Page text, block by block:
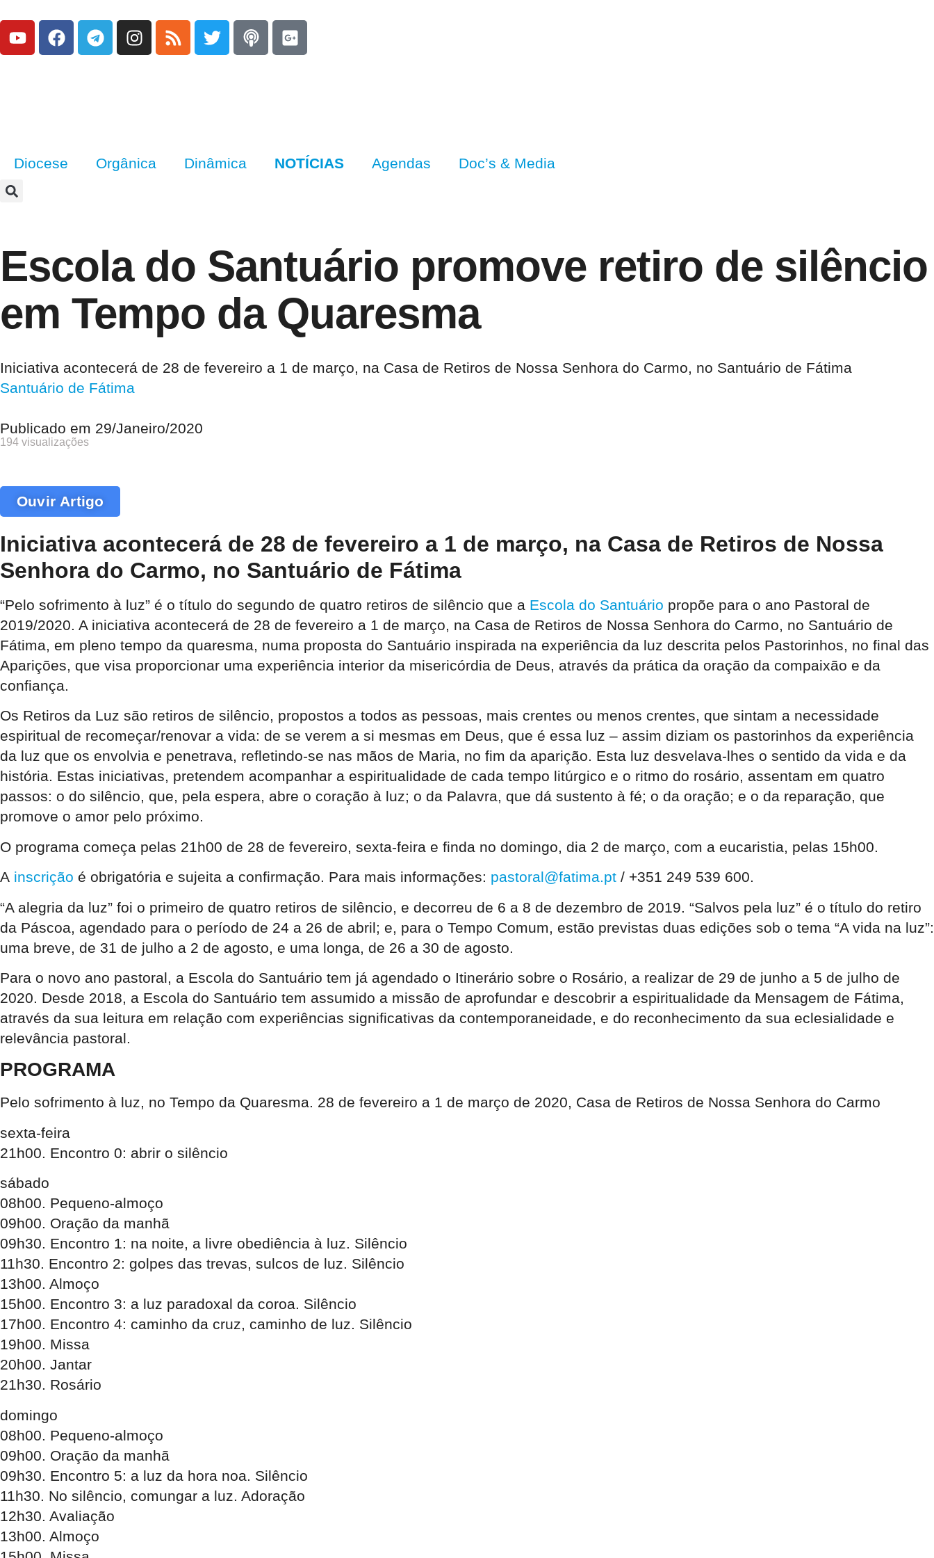
Diocese Orgânica Dinâmica NOTÍCIAS Agendas Doc’s & Media
Escola do Santuário promove retiro de silêncio
em Tempo da Quaresma
Iniciativa acontecerá de 28 de fevereiro a 1 de março, na Casa de Retiros de Nossa Senhora do Carmo, no Santuário de Fátima
Santuário de Fátima
Publicado em 29/Janeiro/2020
194 visualizações
Ouvir Artigo
Iniciativa acontecerá de 28 de fevereiro a 1 de março, na Casa de Retiros de Nossa
Senhora do Carmo, no Santuário de Fátima
“Pelo sofrimento à luz” é o título do segundo de quatro retiros de silêncio que a Escola do Santuário propõe para o ano Pastoral de
2019/2020. A iniciativa acontecerá de 28 de fevereiro a 1 de março, na Casa de Retiros de Nossa Senhora do Carmo, no Santuário de
Fátima, em pleno tempo da quaresma, numa proposta do Santuário inspirada na experiência da luz descrita pelos Pastorinhos, no final das
Aparições, que visa proporcionar uma experiência interior da misericórdia de Deus, através da prática da oração da compaixão e da
confiança.
Os Retiros da Luz são retiros de silêncio, propostos a todos as pessoas, mais crentes ou menos crentes, que sintam a necessidade
espiritual de recomeçar/renovar a vida: de se verem a si mesmas em Deus, que é essa luz – assim diziam os pastorinhos da experiência
da luz que os envolvia e penetrava, refletindo-se nas mãos de Maria, no fim da aparição. Esta luz desvelava-lhes o sentido da vida e da
história. Estas iniciativas, pretendem acompanhar a espiritualidade de cada tempo litúrgico e o ritmo do rosário, assentam em quatro
passos: o do silêncio, que, pela espera, abre o coração à luz; o da Palavra, que dá sustento à fé; o da oração; e o da reparação, que
promove o amor pelo próximo.
O programa começa pelas 21h00 de 28 de fevereiro, sexta-feira e finda no domingo, dia 2 de março, com a eucaristia, pelas 15h00.
A inscrição é obrigatória e sujeita a confirmação. Para mais informações: pastoral@fatima.pt / +351 249 539 600.
“A alegria da luz” foi o primeiro de quatro retiros de silêncio, e decorreu de 6 a 8 de dezembro de 2019. “Salvos pela luz” é o título do retiro
da Páscoa, agendado para o período de 24 a 26 de abril; e, para o Tempo Comum, estão previstas duas edições sob o tema “A vida na luz”:
uma breve, de 31 de julho a 2 de agosto, e uma longa, de 26 a 30 de agosto.
Para o novo ano pastoral, a Escola do Santuário tem já agendado o Itinerário sobre o Rosário, a realizar de 29 de junho a 5 de julho de
2020. Desde 2018, a Escola do Santuário tem assumido a missão de aprofundar e descobrir a espiritualidade da Mensagem de Fátima,
através da sua leitura em relação com experiências significativas da contemporaneidade, e do reconhecimento da sua eclesialidade e
relevância pastoral.
PROGRAMA
Pelo sofrimento à luz, no Tempo da Quaresma. 28 de fevereiro a 1 de março de 2020, Casa de Retiros de Nossa Senhora do Carmo
sexta-feira
21h00. Encontro 0: abrir o silêncio
sábado
08h00. Pequeno-almoço
09h00. Oração da manhã
09h30. Encontro 1: na noite, a livre obediência à luz. Silêncio
11h30. Encontro 2: golpes das trevas, sulcos de luz. Silêncio
13h00. Almoço
15h00. Encontro 3: a luz paradoxal da coroa. Silêncio
17h00. Encontro 4: caminho da cruz, caminho de luz. Silêncio
19h00. Missa
20h00. Jantar
21h30. Rosário
domingo
08h00. Pequeno-almoço
09h00. Oração da manhã
09h30. Encontro 5: a luz da hora noa. Silêncio
11h30. No silêncio, comungar a luz. Adoração
12h30. Avaliação
13h00. Almoço